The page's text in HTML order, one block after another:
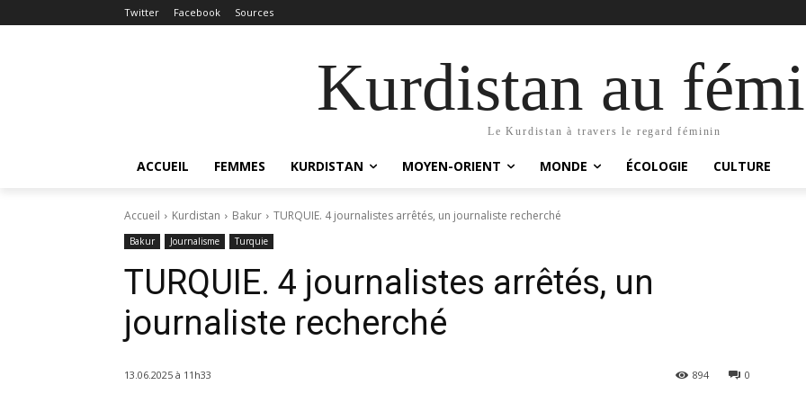
Twitter Facebook Sources
Kurdistan au
Le Kurdistan à travers le regard féminin
ACCUEIL FEMMES KURDISTAN MOYEN-ORIENT MONDE ÉCOLOGIE CULTURE
Accueil Kurdistan Bakur TURQUIE. 4 journalistes arrêtés, un journaliste recherché
Bakur Journalisme Turquie
TURQUIE. 4 journalistes arrêtés, un
journaliste recherché
13.06.2025 à 11h33 0
894